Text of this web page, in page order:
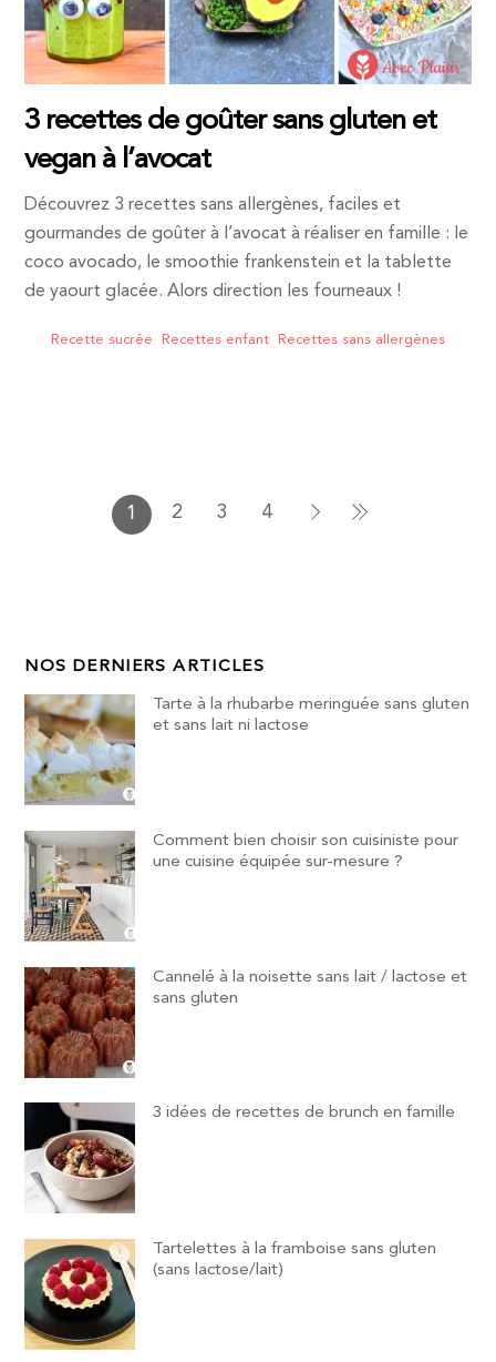
3 recettes de goûter sans gluten et
vegan à l’avocat
Découvrez 3 recettes sans allergènes, faciles et
gourmandes de goûter à l’avocat à réaliser en famille : le
coco avocado, le smoothie frankenstein et la tablette
de yaourt glacée. Alors direction les fourneaux !
Recette sucrée Recettes enfant Recettes sans allergènes
1 2 3 4
NOS DERNIERS ARTICLES
Tarte à la rhubarbe meringuée sans gluten
et sans lait ni lactose
Comment bien choisir son cuisiniste pour
une cuisine équipée sur-mesure ?
Cannelé à la noisette sans lait / lactose et
sans gluten
3 idées de recettes de brunch en famille
Tartelettes à la framboise sans gluten
(sans lactose/lait)